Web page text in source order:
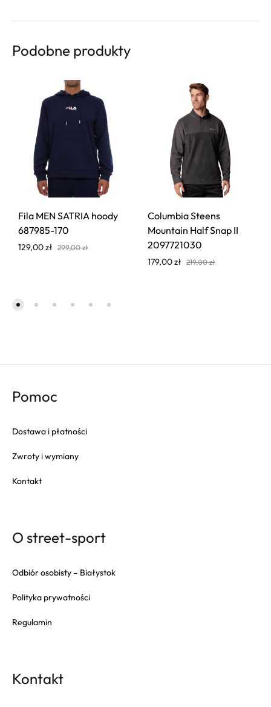
Podobne produkty
Fila MEN SATRIA hoody
687985-170
129,00zł 299,00zł
Columbia Steens
Mountain Half Snap II
2097721030
179,00zł 219,00zł
Pomoc
Dostawa i płatności
Zwroty i wymiany
Kontakt
O street-sport
Odbiór osobisty – Białystok
Polityka prywatności
Regulamin
Kontakt